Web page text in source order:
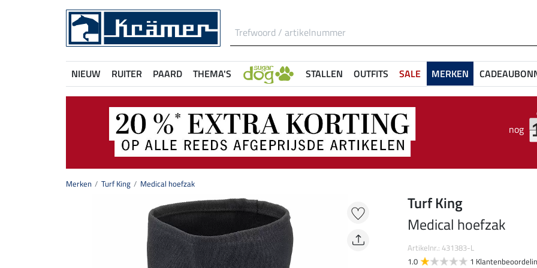
NIEUW RUITER PAARD THEMA'S STALLEN OUTFITS SALE MERKEN
nog
Merken Turf King Medical hoefzak
Turf King
Medical hoefzak
Artikelnr.: 431383-L
1.0
1